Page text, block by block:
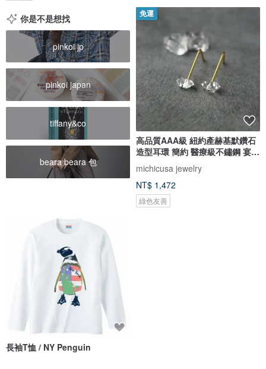
你是不是想找
pinkoi jp
pinkoi japan
tiffany&co
beara beara 包
免運
高品質AAA級 紐約產赫基默鑽石
造型耳環 簡約 醫療級不鏽鋼 宴會
生日禮物 4月誕生石
michicusa jewelry
NT$ 1,472
綠色友善
長袖T恤 / NY Penguin